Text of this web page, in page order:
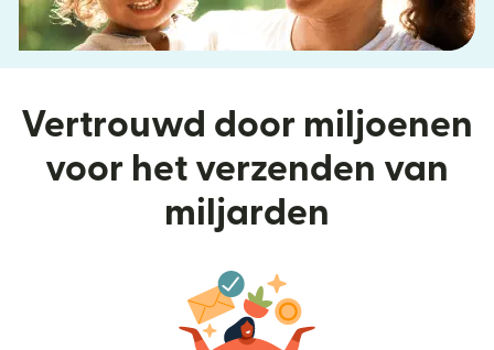
Vertrouwd door miljoenen
voor het verzenden van
miljarden